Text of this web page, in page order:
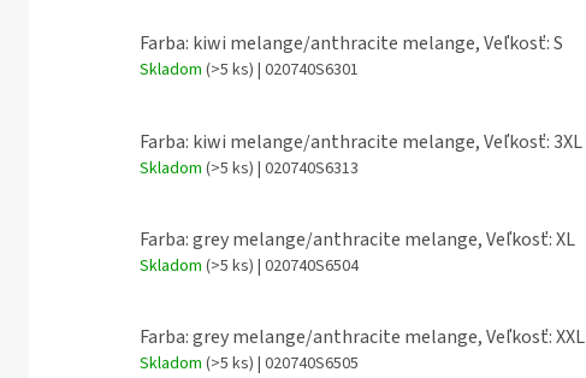
Farba: kiwi melange/anthracite melange, Veľkosť: S
Skladom (>5 ks) | 020740S6301
Farba: kiwi melange/anthracite melange, Veľkosť: 3XL
Skladom (>5 ks) | 020740S6313
Farba: grey melange/anthracite melange, Veľkosť: XL
Skladom (>5 ks) | 020740S6504
Farba: grey melange/anthracite melange, Veľkosť: XXL
Skladom (>5 ks) | 020740S6505